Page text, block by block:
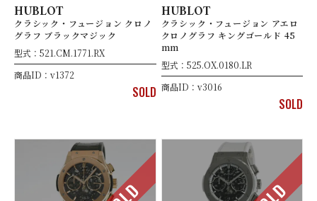
HUBLOT
クラシック・フュージョン クロノ
グラフ ブラックマジック
型式：521.CM.1771.RX
商品ID：v1372
SOLD
HUBLOT
クラシック・フュージョン アエロ
クロノグラフ キングゴールド 45
mm
型式：525.OX.0180.LR
商品ID：v3016
SOLD